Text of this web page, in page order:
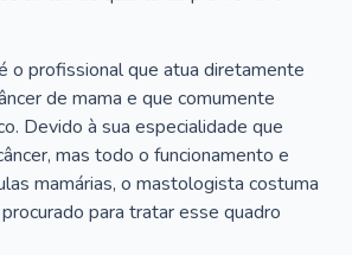
o profissional que atua diretamente
de mama e que comumente
Devido à sua especialidade que
mas todo o funcionamento e
mamárias, o mastologista costuma
para tratar esse quadro